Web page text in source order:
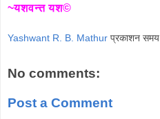
~यशवन्त यश©
Yashwant R. B. Mathur प्रकाशन समय
No comments:
Post a Comment